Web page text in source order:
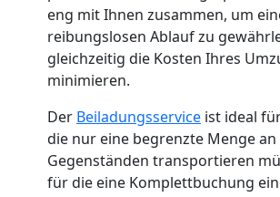
eng mit Ihnen zusammen, um
reibungslosen Ablauf zu
gleichzeitig die Kosten Ihres
minimieren.
Der Beiladungsservice ist ideal
die nur eine begrenzte Menge an
Gegenständen transportieren
für die eine Komplettbuchung
Nationaler
Umzug